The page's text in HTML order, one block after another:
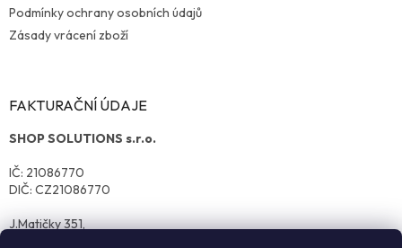
Podmínky ochrany osobních údajů
Zásady vrácení zboží
FAKTURAČNÍ ÚDAJE
SHOP SOLUTIONS s.r.o.
IČ: 21086770
DIČ: CZ21086770
J.Matičky 351,